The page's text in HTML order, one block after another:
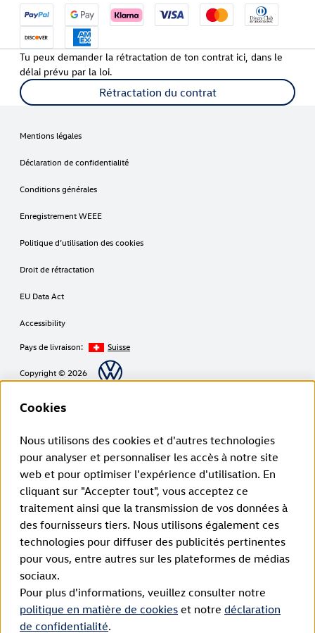
Tu peux demander la rétractation de ton contrat ici, dans le
délai prévu par la loi.
Rétractation du contrat
Mentions légales
Déclaration de confidentialité
Conditions générales
Enregistrement WEEE
Politique d’utilisation des cookies
Droit de rétractation
EU Data Act
Accessibility
Pays de livraison: Suisse
Copyright © 2026
Avertissement de Volkswagen Group Charging GmbH
¹ LTE
ID. Charger (1ère génération à partir de 2020):
La fonctionnalité LTE ne peut être utilisée que dans les États membres de
l’UE ainsi qu’au Royaume-Uni, en Suisse et en Norvège.
ID. Charger 2 (2ème génération à partir de 2024):
La fonctionnalité LTE ne peut être utilisée que dans les États membres de
l’UE ainsi qu’au Royaume-Uni, en Suisse, au Liechtenstein, en Islande et
en Norvège.
² Recharge intelligente:
Les fonctions de recharge intelligente sont initialement disponibles via un
lien entre l’application du véhicule et l’application Elli Smart Charging. À
l’avenir, les fonctions de recharge intelligente seront intégrées directement
dans l’application de la marque.
³ Protocole de communication
Le certificat OCPP est nécessaire pour permettre à la borne de recharge de
se connecter au backend Elli et d’utiliser les fonctions en ligne. Il est
Cookies
Nous utilisons des cookies et d'autres technologies
pour analyser et personnaliser les accès à notre site
web et pour optimiser l'expérience d'utilisation. En
cliquant sur "Accepter tout", vous acceptez ce
traitement ainsi que la transmission de vos données à
des fournisseurs tiers. Nous utilisons également ces
technologies pour diffuser des publicités pertinentes
pour vous, entre autres sur les plateformes de médias
sociaux.
Pour plus d'informations, veuillez consulter notre
politique en matière de cookies et notredéclaration
de confidentialité.